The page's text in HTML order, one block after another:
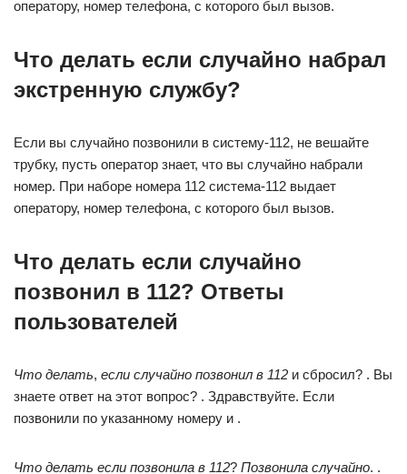
оператору, номер телефона, с которого был вызов.
Что делать если случайно набрал
экстренную службу?
Если вы случайно позвонили в систему-112, не вешайте
трубку, пусть оператор знает, что вы случайно набрали
номер. При наборе номера 112 система-112 выдает
оператору, номер телефона, с которого был вызов.
Что делать если случайно
позвонил в 112? Ответы
пользователей
Что делать, если случайно позвонил в 112 и сбросил? . Вы
знаете ответ на этот вопрос? . Здравствуйте. Если
позвонили по указанному номеру и .
Что делать если позвонила в 112? Позвонила случайно. .